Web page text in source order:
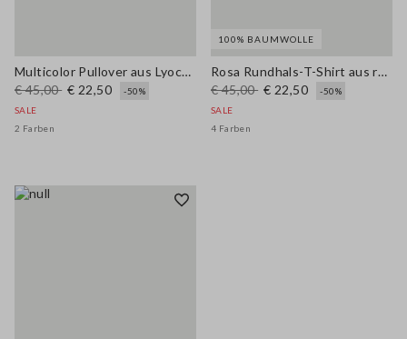
Multicolor Pullover aus Lyocell und Wolle im Regular Fit
€ 45,00 € 22,50
-50%
SALE
2 Farben
100% BAUMWOLLE
Rosa Rundhals-T-Shirt aus reiner Baumwolle mit floralem Muster
€ 45,00 € 22,50
-50%
SALE
4 Farben